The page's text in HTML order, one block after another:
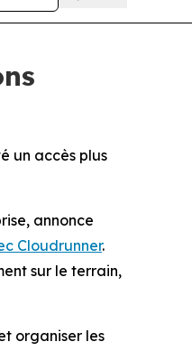
un accès plus
annonce
Cloudrunner.
sur le terrain,
organiser les